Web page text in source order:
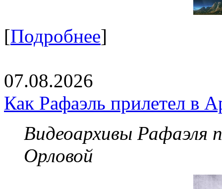
[Подробнее]
07.08.2026
Как Рафаэль прилетел в
Видеоархивы Рафаэля
Орловой